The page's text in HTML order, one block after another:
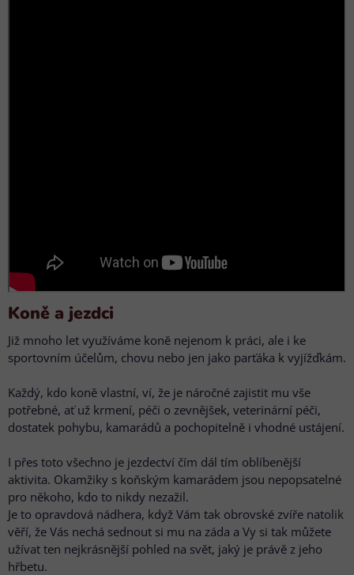
Koně a jezdci
Již mnoho let využíváme koně nejenom k práci, ale i ke
sportovním účelům, chovu nebo jen jako parťáka k vyjížďkám.
Každý, kdo koně vlastní, ví, že je náročné zajistit mu vše
potřebné, ať už krmení, péči o zevnějšek, veterinární péči,
dostatek pohybu, kamarádů a pochopitelně i vhodné ustájení.
I přes toto všechno je jezdectví čím dál tím oblíbenější
aktivita. Okamžiky s koňským kamarádem jsou nepopsatelné
pro někoho, kdo to nikdy nezažil.
Je to opravdová nádhera, když Vám tak obrovské zvíře natolik
věří, že Vás nechá sednout si mu na záda a Vy si tak můžete
užívat ten nejkrásnější pohled na svět, jaký je právě z jeho
hřbetu.